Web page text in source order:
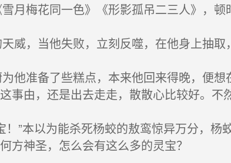
月梅花同一色》《形影孤吊二三人》，顿
威，当他失败，立刻反噬，在他身上抽取
他准备了些糕点，本来他回来得晚，便
事由，还是出去走走，散散心比较好。不
”本以为能杀死杨蛟的敖鸾惊异万分，
方神圣，怎么会有这么多的灵宝？